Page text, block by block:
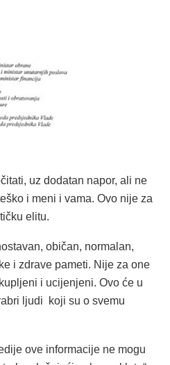
uz dodatan napor, ali ne
i meni i vama. Ovo nije za
elitu.
običan, normalan,
i zdrave pameti. Nije za one
i ucijenjeni. Ovo će u
ljudi koji su o svemu
ove informacije ne mogu